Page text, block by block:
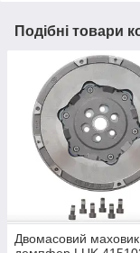
Подібні товари
Двомасовий